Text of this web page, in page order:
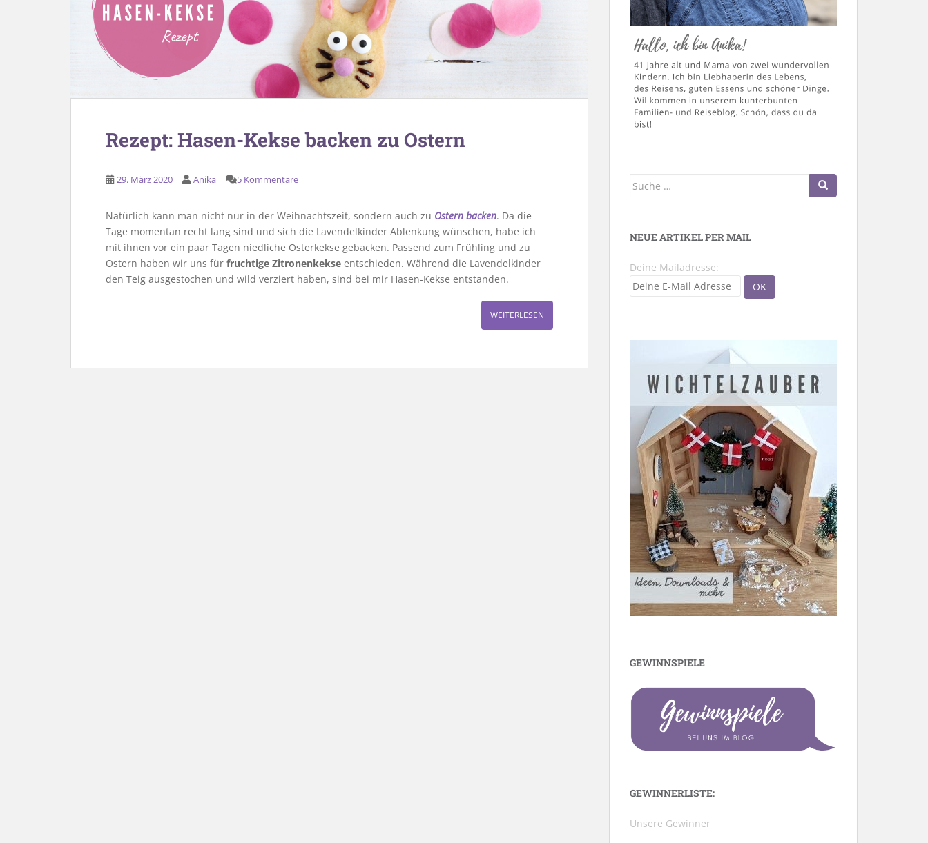
Rezept: Hasen-Kekse backen zu Ostern
29. März 2020 Anika 5 Kommentare
Natürlich kann man nicht nur in der Weihnachtszeit, sondern auch zu Ostern backen. Da die
Tage momentan recht lang sind und sich die Lavendelkinder Ablenkung wünschen, habe ich
mit ihnen vor ein paar Tagen niedliche Osterkekse gebacken. Passend zum Frühling und zu
Ostern haben wir uns für fruchtige Zitronenkekse entschieden. Während die Lavendelkinder
den Teig ausgestochen und wild verziert haben, sind bei mir Hasen-Kekse entstanden.
WEITERLESEN
Suche
NEUE ARTIKEL PER MAIL
Deine Mailadresse:
GEWINNSPIELE
GEWINNERLISTE:
Unsere Gewinner